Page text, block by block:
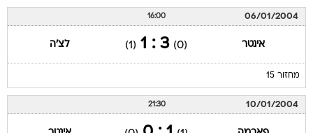
06/01/2004
16:00
אינטר (0)
3 : 1
(1) לצ'ה
מחזור 15
10/01/2004
21:30